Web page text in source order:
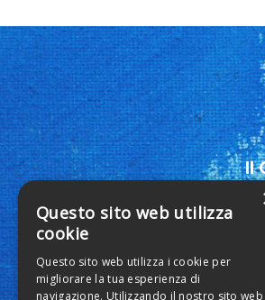
Il
Questo sito web utilizza
cookie
Questo sito web utilizza i cookie per
migliorare la tua esperienza di
navigazione. Utilizzando il nostro sito web